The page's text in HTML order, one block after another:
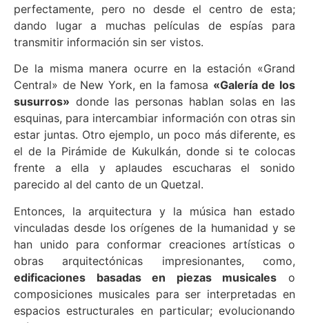
perfectamente, pero no desde el centro de esta;
dando lugar a muchas películas de espías para
transmitir información sin ser vistos.
De la misma manera ocurre en la estación «Grand
Central» de New York, en la famosa «Galería de los
susurros» donde las personas hablan solas en las
esquinas, para intercambiar información con otras sin
estar juntas. Otro ejemplo, un poco más diferente, es
el de la Pirámide de Kukulkán, donde si te colocas
frente a ella y aplaudes escucharas el sonido
parecido al del canto de un Quetzal.
Entonces, la arquitectura y la música han estado
vinculadas desde los orígenes de la humanidad y se
han unido para conformar creaciones artísticas o
obras arquitectónicas impresionantes, como,
edificaciones basadas en piezas musicales o
composiciones musicales para ser interpretadas en
espacios estructurales en particular; evolucionando